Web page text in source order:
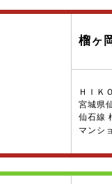
榴ヶ
ＨＩＫ
宮城県
仙石線
マンシ